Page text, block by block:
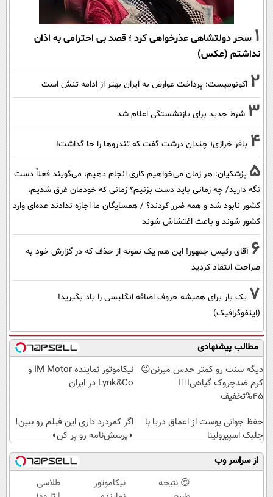
1 سحر دولتشاهی عذرخواهی کرد ؛ قصد بی احترامی به اذان
نداشتم (عکس)
2 اکونومیست: پرداخت عوارض به ایران بهتر از ادامه تنش است
3 شرط جدید برای بازنشستگی اعلام شد
4 باقر خرازی؛ چندان درشت گفت که تندروها را جا گذاشت!
5 پزشکیان: هر زمان می‌خواهیم کاری انجام دهیم، می‌گویند فعلاً دست
نگه دارید/ چه زمانی باید دست بزنیم؟ زمانی که خودمان غرق شدیم،
کشور نابود شد و همه ضرر کردند؟ / همسایگان ما اجازه ندادند عده‌ای وارد
کشور شوند و باعث اغتشاش شوند
6 آقای رئیس جمهور! این هم یک نمونه از حذف که در گزارش خود به
صراحت انتقاد کردید
7 یک بار برای همیشه حروف اضافه انگلیسی را یاد بگیرید!
(اینفوگرافیک)
مطالب پیشنهادی
دیگه سنت رو کمتر حدس میزنن😉
کرم ضدچروک گیاهی👈🏻
45%تخفیف
نیکاموتور نماینده IM Motor و
Lynk&Co در ایران
حفظ جوانی پوست از اعماق دریا با
جلبک اسپیرولینا
اگر کمردرد داری این فیلم رو ببین!
◗پرسش‌نامه رو پر کن◖
از سراسر وب
😍 نتیجه‌
نیکاموتور
طلاسی